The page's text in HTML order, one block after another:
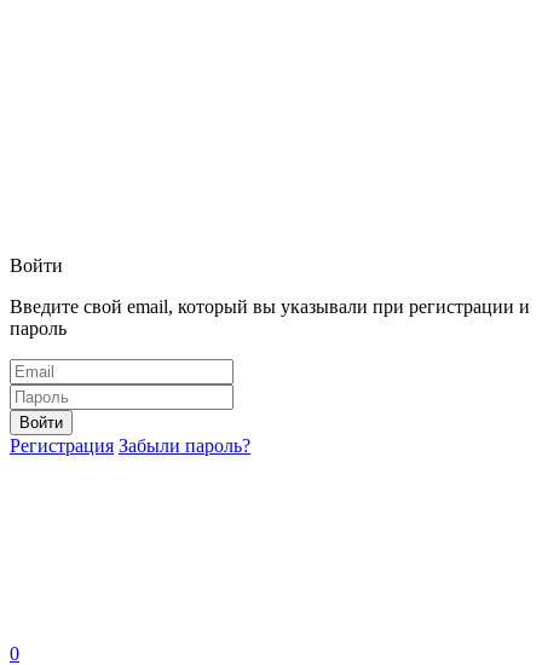
Войти
Введите свой email, который вы указывали при регистрации и
пароль
Войти
Регистрация Забыли пароль?
0